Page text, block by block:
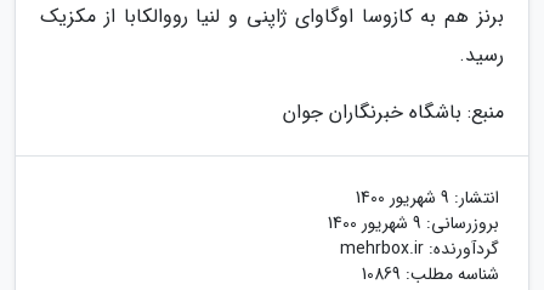
برنز هم به کازوسا اوگاوای ژاپنی و لنیا رووالکابا از مکزیک
رسید.
منبع: باشگاه خبرنگاران جوان
انتشار: 9 شهریور 1400
بروزرسانی: 9 شهریور 1400
گردآورنده: mehrbox.ir
شناسه مطلب: 10869